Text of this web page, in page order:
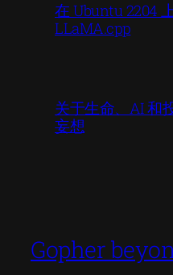
在 Ubuntu 2204
LLaMA.cpp
关于生命、AI 和
妄想
Gopher